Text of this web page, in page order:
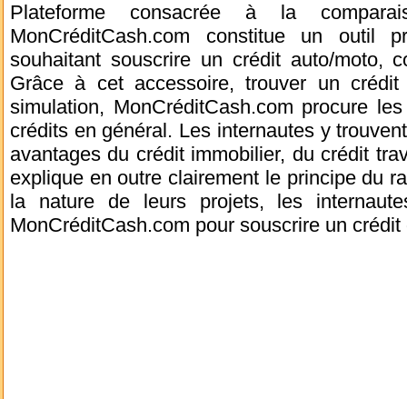
Plateforme consacrée à la
MonCréditCash.com constitue un outil
souhaitant souscrire un crédit auto/moto,
Grâce à cet accessoire, trouver un
simulation, MonCréditCash.com procure
crédits en général. Les internautes y
avantages du crédit immobilier, du crédit
explique en outre clairement le principe du
la nature de leurs projets, les
MonCréditCash.com pour souscrire un